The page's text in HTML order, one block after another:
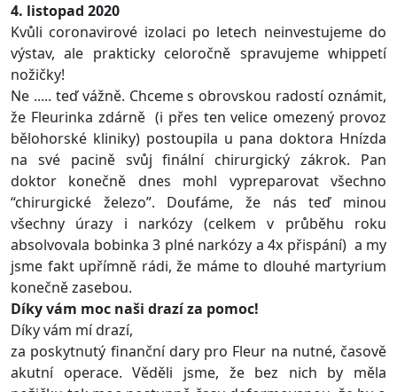
4. listopad 2020
Kvůli coronavirové izolaci po letech neinvestujeme do
výstav, ale prakticky celoročně spravujeme whippetí
nožičky!
Ne ..... teď vážně. Chceme s obrovskou radostí oznámit,
že Fleurinka zdárně (i přes ten velice omezený provoz
bělohorské kliniky) postoupila u pana doktora Hnízda
na své pacině svůj finální chirurgický zákrok. Pan
doktor konečně dnes mohl vypreparovat všechno
“chirurgické železo”. Doufáme, že nás teď minou
všechny úrazy i narkózy (celkem v průběhu roku
absolvovala bobinka 3 plné narkózy a 4x přispání) a my
jsme fakt upřímně rádi, že máme to dlouhé martyrium
konečně zasebou.
Díky vám moc naši drazí za pomoc!
Díky vám mí drazí,
za poskytnutý finanční dary pro Fleur na nutné, časově
akutní operace. Věděli jsme, že bez nich by měla